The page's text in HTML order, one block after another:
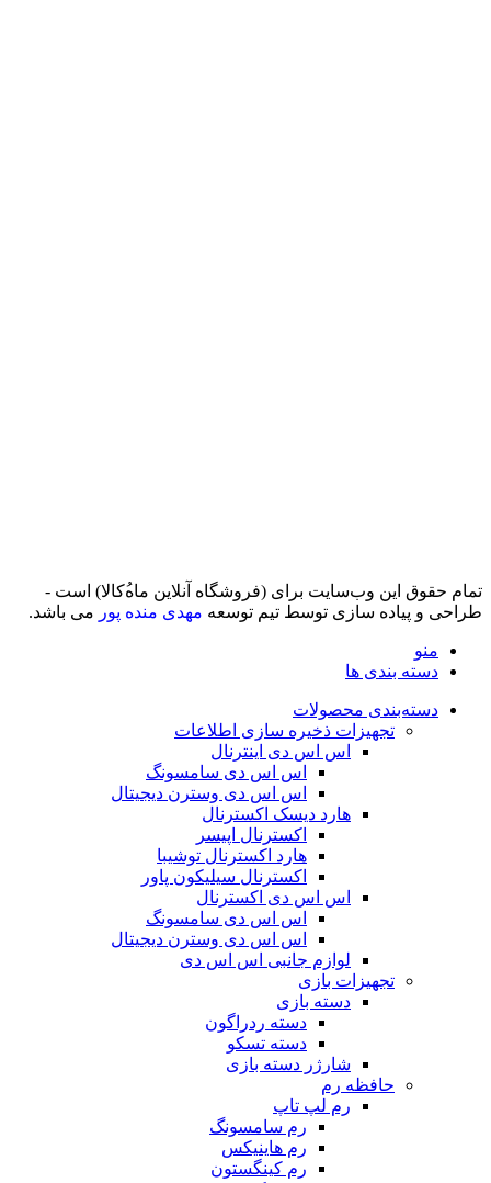
تمام حقوق اين وب‌سايت برای (فروشگاه آنلاین ماه‌‌‌‌‌‌ُکالا) است -
طراحی و پیاده سازی توسط تیم توسعه مهدی منده پور می باشد.
منو
دسته بندی ها
دسته‌بندی محصولات
تجهیزات ذخیره سازی اطلاعات
اس اس دی اینترنال
اس اس دی سامسونگ
اس اس دی وسترن دیجیتال
هارد دیسک اکسترنال
اکسترنال اپیسر
هارد اکسترنال توشیبا
اکسترنال سیلیکون پاور
اس اس دی اکسترنال
اس اس دی سامسونگ
اس اس دی وسترن دیجیتال
لوازم جانبی اس اس دی
تجهیزات بازی
دسته بازی
دسته ردراگون
دسته تسکو
شارژر دسته بازی
حافظه رم
رم لپ تاپ
رم سامسونگ
رم هاینیکس
رم کینگستون